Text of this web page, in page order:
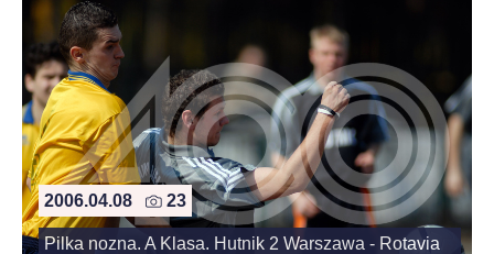
2006.04.08 23
Pilka nozna. A Klasa. Hutnik 2 Warszawa - Rotavia